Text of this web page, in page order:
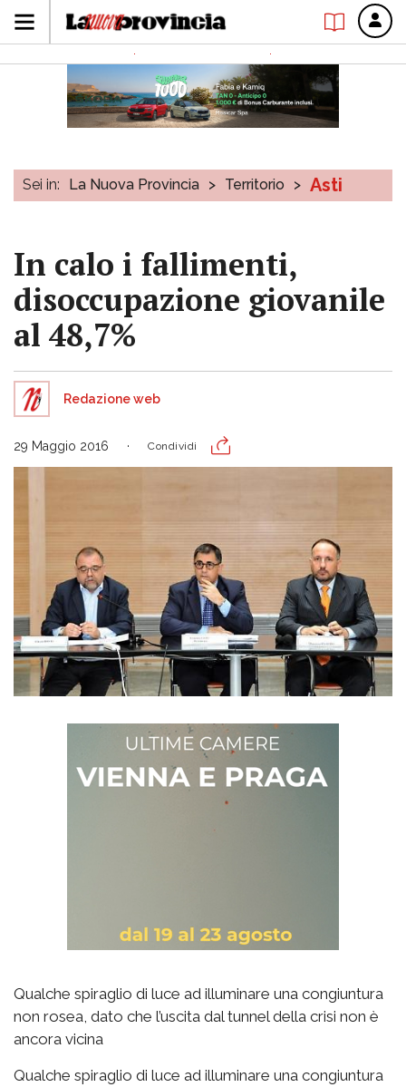
Sei in: La Nuova Provincia > Territorio > Asti
In calo i fallimenti,
disoccupazione giovanile
al 48,7%
Redazione web
29 Maggio 2016 Condividi
Qualche spiraglio di luce ad illuminare una congiuntura
non rosea, dato che l’uscita dal tunnel della crisi non è
ancora vicina
Qualche spiraglio di luce ad illuminare una congiuntura